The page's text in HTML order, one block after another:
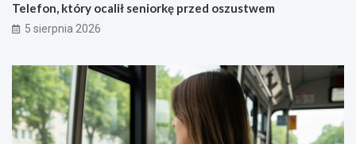
Telefon, który ocalił seniorkę przed oszustwem
5 sierpnia 2026